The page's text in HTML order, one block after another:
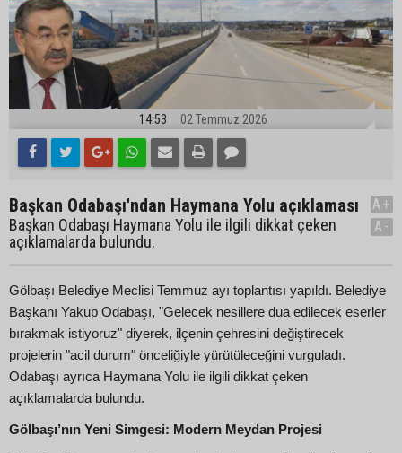
14:53 02 Temmuz 2026
Başkan Odabaşı'ndan Haymana Yolu açıklaması
Başkan Odabaşı Haymana Yolu ile ilgili dikkat çeken
açıklamalarda bulundu.
A+
A-
Gölbaşı Belediye Meclisi Temmuz ayı toplantısı yapıldı. Belediye
Başkanı Yakup Odabaşı, "Gelecek nesillere dua edilecek eserler
bırakmak istiyoruz" diyerek, ilçenin çehresini değiştirecek
projelerin "acil durum" önceliğiyle yürütüleceğini vurguladı.
Odabaşı ayrıca Haymana Yolu ile ilgili dikkat çeken
açıklamalarda bulundu.
Gölbaşı’nın Yeni Simgesi: Modern Meydan Projesi